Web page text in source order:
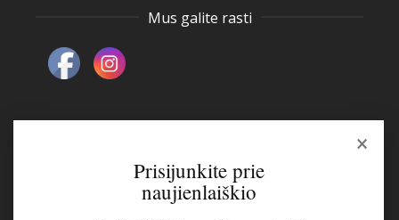
Mus galite rasti
Naujienlaiškis
×
Prisijunkite prie
naujienlaiškio